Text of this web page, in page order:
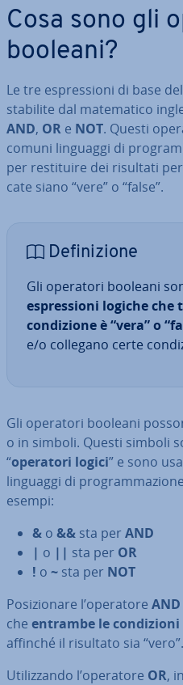
Cosa sono gli
booleani?
Le tre espres­sio­ni di base
stabilite dal ma­te­ma­ti­co
AND, OR e NOT. Questi
comuni linguaggi di
per re­sti­tui­re dei risultati
ca­te siano “vere” o “false”.
De­fi­ni­zio­ne
Gli operatori booleani
espres­sio­ni logiche che
con­di­zio­ne è “vera” o
e/o collegano certe
Gli operatori booleani
o in simboli. Questi simboli
“operatori logici” e sono
linguaggi di
esempi:
& o && sta per AND
| o || sta per OR
! o ~ sta per NOT
Po­si­zio­na­re l’operatore AND
che entrambe le con­di­zio­ni
affinché il risultato sia “vero”.
Uti­liz­zan­do l’operatore OR,